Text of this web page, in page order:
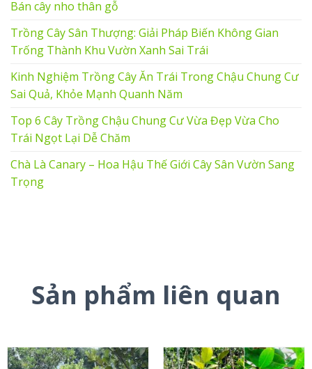
Bán cây nho thân gỗ
Trồng Cây Sân Thượng: Giải Pháp Biến Không Gian
Trống Thành Khu Vườn Xanh Sai Trái
Kinh Nghiệm Trồng Cây Ăn Trái Trong Chậu Chung Cư
Sai Quả, Khỏe Mạnh Quanh Năm
Top 6 Cây Trồng Chậu Chung Cư Vừa Đẹp Vừa Cho
Trái Ngọt Lại Dễ Chăm
Chà Là Canary – Hoa Hậu Thế Giới Cây Sân Vườn Sang
Trọng
Sản phẩm liên quan